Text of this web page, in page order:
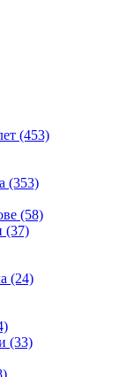
(453)
(353)
(58)
(37)
(24)
(33)